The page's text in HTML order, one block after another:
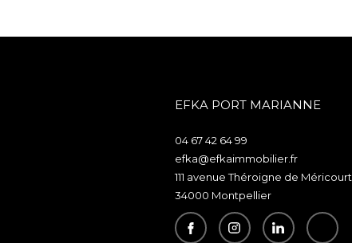
EFKA PORT MARIANNE
04 67 42 64 99
efka@efkaimmobilier.fr
111 avenue Théroigne de Méricourt
34000
montpellier